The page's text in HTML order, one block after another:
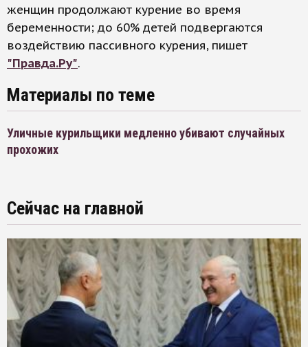
женщин продолжают курение во время
беременности; до 60% детей подвергаются
воздействию пассивного курения, пишет
"Правда.Ру".
Материалы по теме
Уличные курильщики медленно убивают случайных
прохожих
Сейчас на главной